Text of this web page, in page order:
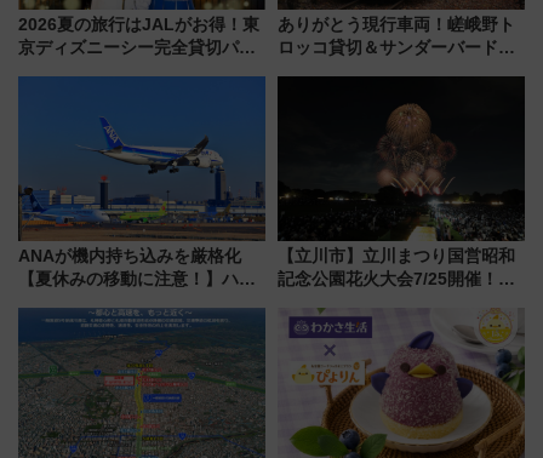
2026夏の旅行はJALがお得！東
京ディズニーシー完全貸切パー
線に2回搭乗」
ありがとう現行車両！嵯峨野ト
ロッコ貸切＆サンダーバードレ
く！9月13日「京都の鉄道満喫
ANAが機内持ち込みを厳格化
【夏休みの移動に注意！】ハン
「身の回り品」新サイズ制限
(40×30×20cm)おさらい
【立川市】立川まつり国営昭和
記念公園花火大会7/25開催！
混雑に要注意、その理由は